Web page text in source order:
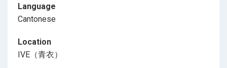
Language
Cantonese
Location
IVE（青衣）